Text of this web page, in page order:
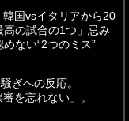
韓国vsイタリアから20
の試合の1つ」忌み
ない“2つのミス”
ぎへの反応。
を忘れない」。